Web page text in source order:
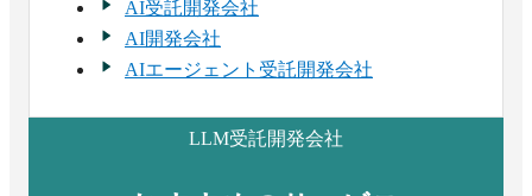
AI受託開発会社
AI開発会社
AIエージェント受託開発会社
LLM受託開発会社